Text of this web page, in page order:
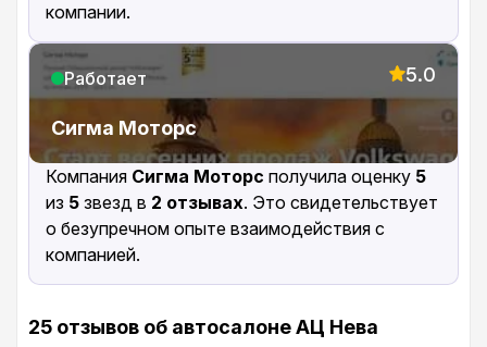
компании.
Работает 5.0
Сигма Моторс
Компания Сигма Моторс получила оценку 5
из 5 звезд в 2 отзывах. Это свидетельствует
о безупречном опыте взаимодействия с
компанией.
25 отзывов об автосалоне АЦ Нева